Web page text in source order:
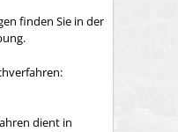
finden Sie in der
dient in